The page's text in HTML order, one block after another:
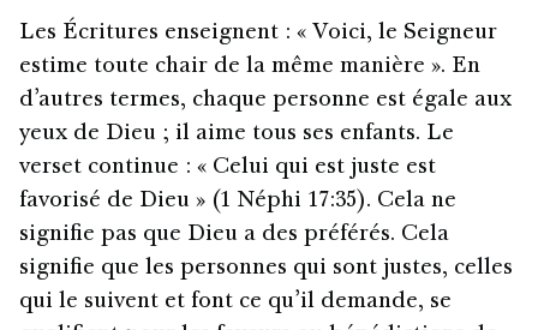
Les Écritures enseignent : « Voici, le Seigneur
estime toute chair de la même manière ». En
d’autres termes, chaque personne est égale aux
yeux de Dieu ; il aime tous ses enfants. Le
verset continue : « Celui qui est juste est
favorisé de Dieu » (1 Néphi 17:35). Cela ne
signifie pas que Dieu a des préférés. Cela
signifie que les personnes qui sont justes, celles
qui le suivent et font ce qu’il demande, se